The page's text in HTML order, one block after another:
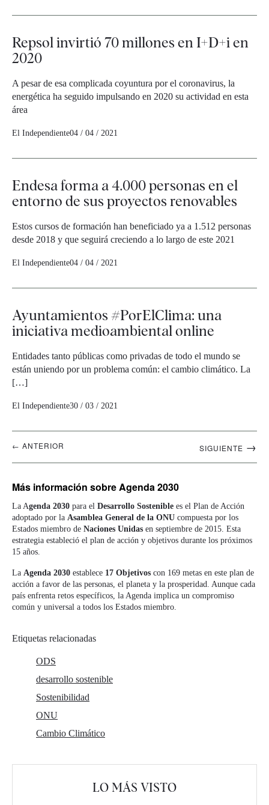
Repsol invirtió 70 millones en I+D+i en
2020
A pesar de esa complicada coyuntura por el coronavirus, la
energética ha seguido impulsando en 2020 su actividad en esta
área
El Independiente04 / 04 / 2021
Endesa forma a 4.000 personas en el
entorno de sus proyectos renovables
Estos cursos de formación han beneficiado ya a 1.512 personas
desde 2018 y que seguirá creciendo a lo largo de este 2021
El Independiente04 / 04 / 2021
Ayuntamientos #PorElClima: una
iniciativa medioambiental online
Entidades tanto públicas como privadas de todo el mundo se
están uniendo por un problema común: el cambio climático. La
[…]
El Independiente30 / 03 / 2021
Navegación
artículos
SIGUIENTE →
← ANTERIOR
Más información sobre Agenda 2030
La Agenda 2030 para el Desarrollo Sostenible es el Plan de Acción
adoptado por la Asamblea General de la ONU compuesta por los
Estados miembro de Naciones Unidas en septiembre de 2015. Esta
estrategia estableció el plan de acción y objetivos durante los próximos
15 años.
La Agenda 2030 establece 17 Objetivos con 169 metas en este plan de
acción a favor de las personas, el planeta y la prosperidad. Aunque cada
país enfrenta retos específicos, la Agenda implica un compromiso
común y universal a todos los Estados miembro.
Etiquetas relacionadas
ODS
desarrollo sostenible
Sostenibilidad
ONU
Cambio Climático
LO MÁS VISTO